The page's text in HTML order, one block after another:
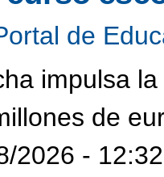
de
impulsa
de
2026 - 12:32